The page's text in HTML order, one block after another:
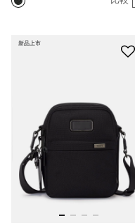
新品上市